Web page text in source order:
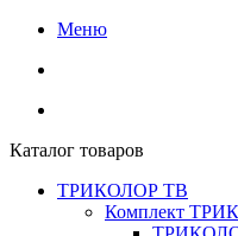
Меню
Каталог товаров
ТРИКОЛОР ТВ
Комплект